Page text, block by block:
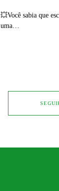
💥Você sabia que
uma…